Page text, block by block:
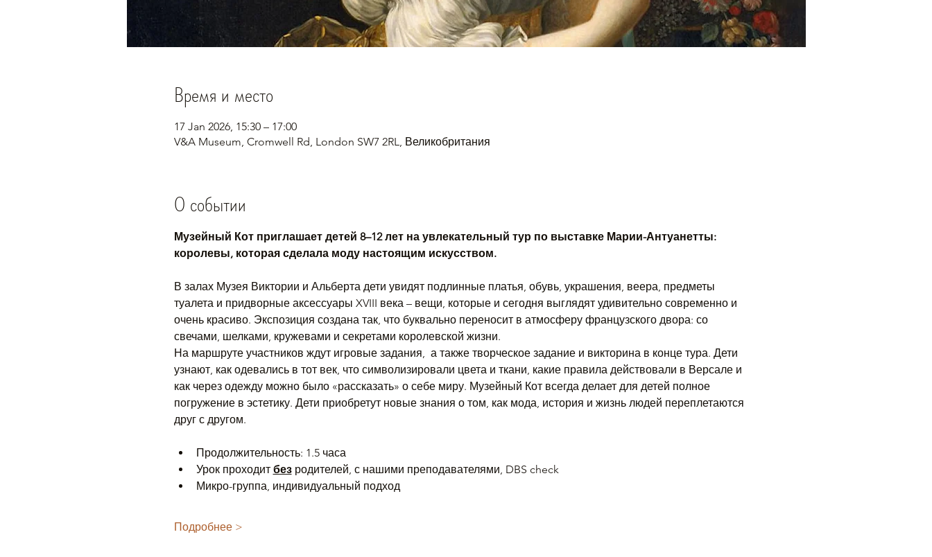
Время и место
17 Jan 2026, 15:30 – 17:00
V&A Museum, Cromwell Rd, London SW7 2RL, Великобритания
О событии
Музейный Кот приглашает детей 8–12 лет на увлекательный тур по выставке Марии-Антуанетты:
королевы, которая сделала моду настоящим искусством.
В залах Музея Виктории и Альберта дети увидят подлинные платья, обувь, украшения, веера, предметы
туалета и придворные аксессуары XVIII века – вещи, которые и сегодня выглядят удивительно современно и
очень красиво. Экспозиция создана так, что буквально переносит в атмосферу французского двора: со
свечами, шелками, кружевами и секретами королевской жизни.
На маршруте участников ждут игровые задания,  а также творческое задание и викторина в конце тура. Дети
узнают, как одевались в тот век, что символизировали цвета и ткани, какие правила действовали в Версале и
как через одежду можно было «рассказать» о себе миру. Музейный Кот всегда делает для детей полное
погружение в эстетику. Дети приобретут новые знания о том, как мода, история и жизнь людей переплетаются
друг с другом.
Продолжительность: 1.5 часа
Урок проходит без родителей, с нашими преподавателями, DBS check
Микро-группа, индивидуальный подход
Подробнее >